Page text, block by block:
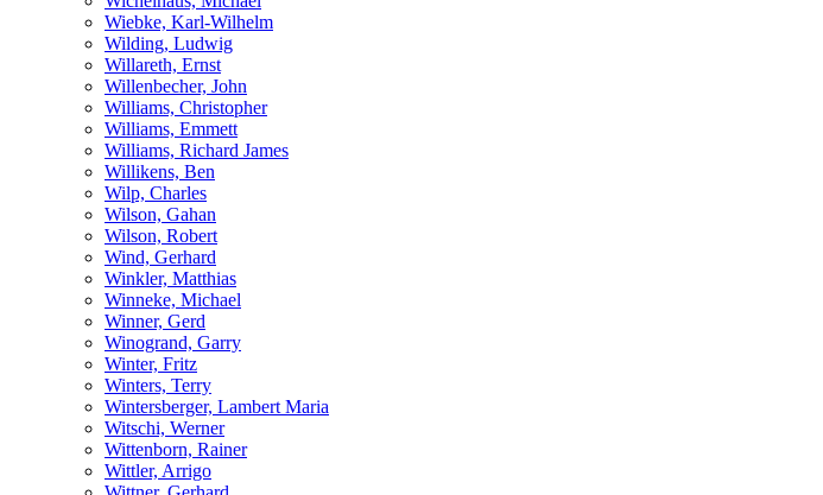
Wiebke, Karl-Wilhelm
Wilding, Ludwig
Willareth, Ernst
Willenbecher, John
Williams, Christopher
Williams, Emmett
Williams, Richard James
Willikens, Ben
Wilp, Charles
Wilson, Gahan
Wilson, Robert
Wind, Gerhard
Winkler, Matthias
Winneke, Michael
Winner, Gerd
Winogrand, Garry
Winter, Fritz
Winters, Terry
Wintersberger, Lambert Maria
Witschi, Werner
Wittenborn, Rainer
Wittler, Arrigo